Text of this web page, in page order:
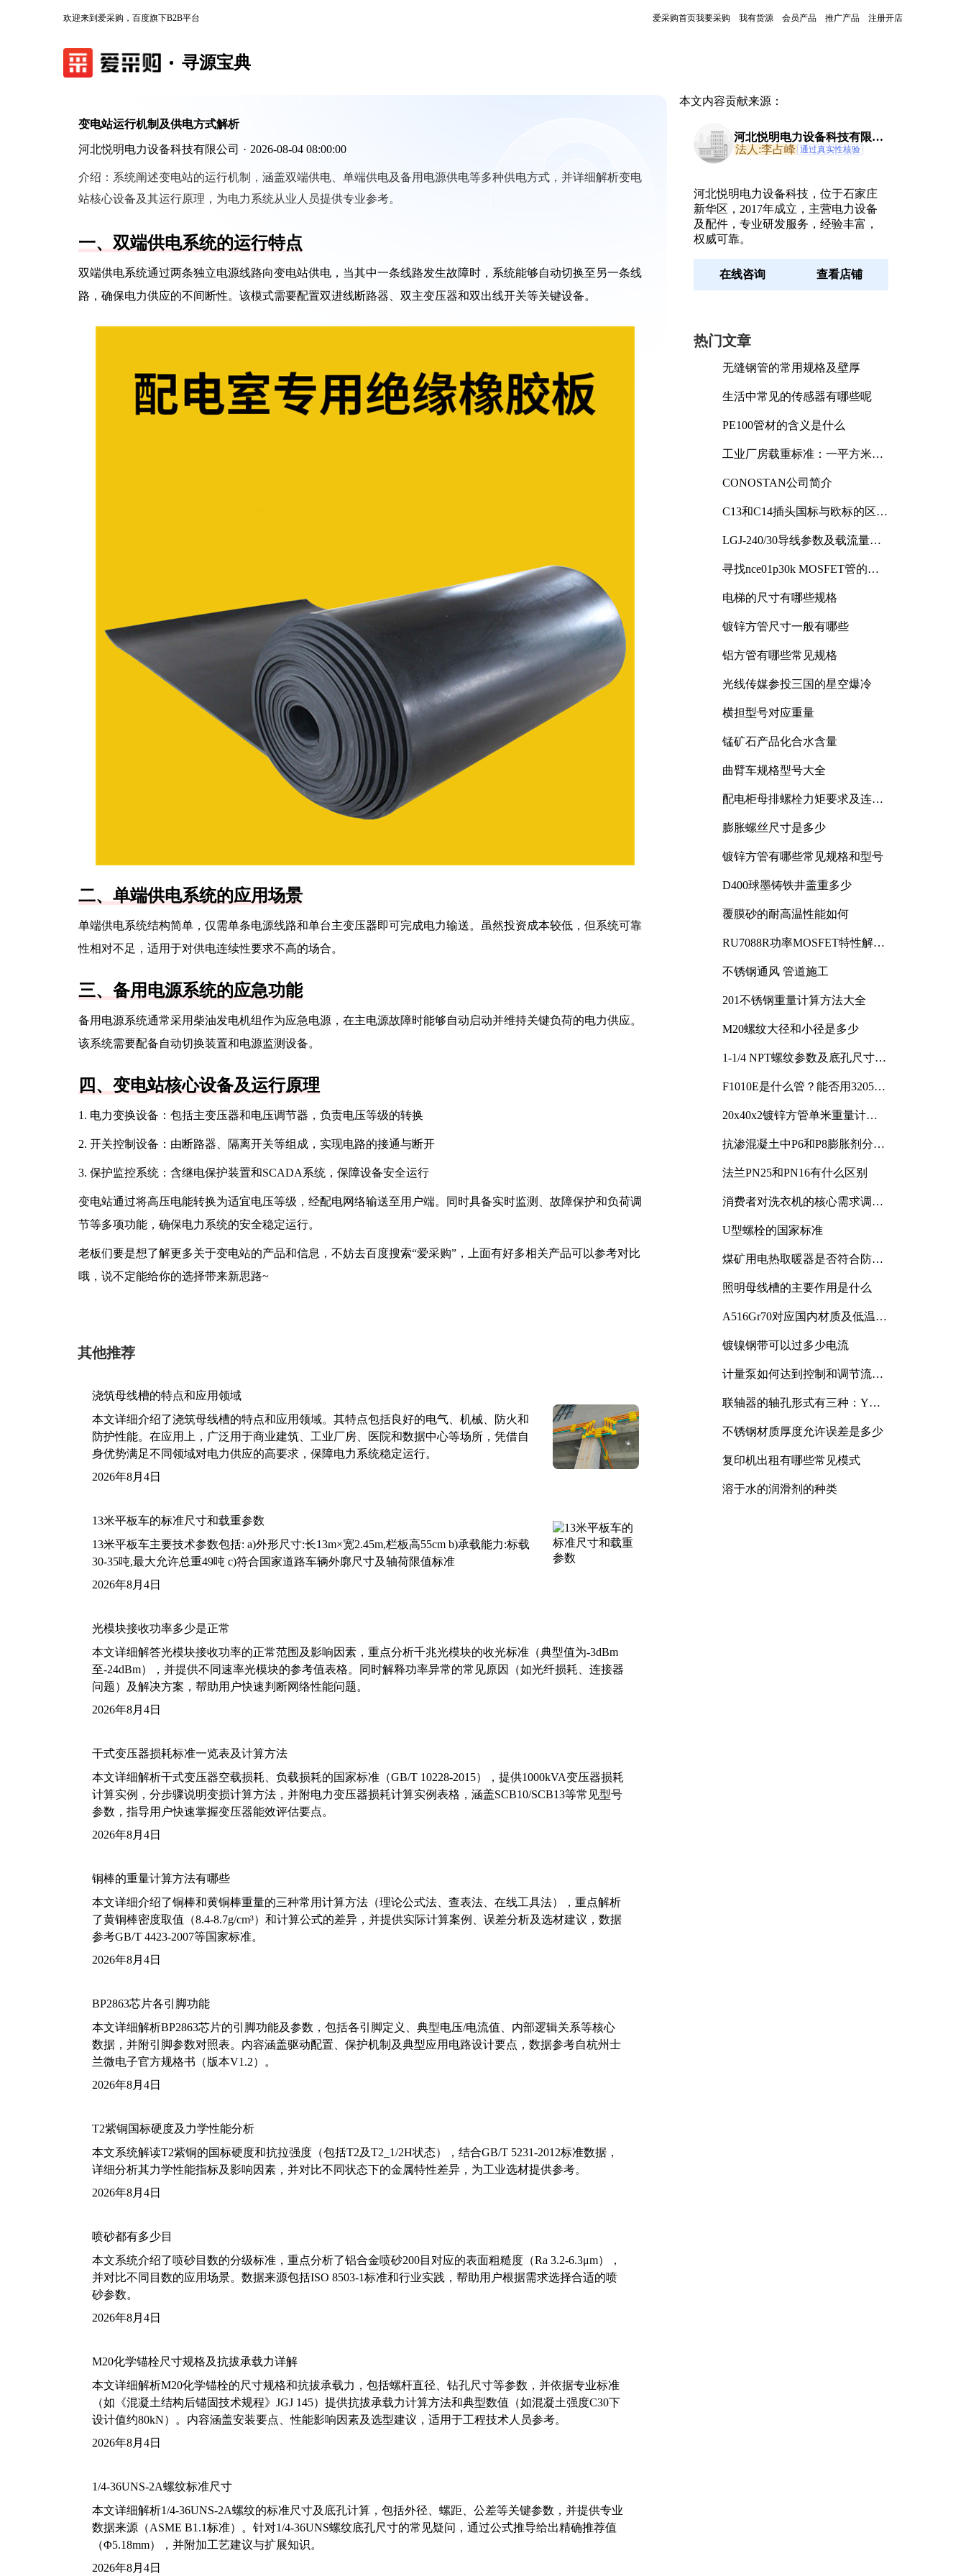
欢迎来到爱采购，百度旗下B2B平台 爱采购首页我要采购 我有货源 会员产品 推广产品 注册开店
寻源宝典
变电站运行机制及供电方式解析
河北悦明电力设备科技有限公司 · 2026-08-04 08:00:00
介绍： 系统阐述变电站的运行机制，涵盖双端供电、单端供电及备用电源供电等多种供电方式，并详细解析变电
站核心设备及其运行原理，为电力系统从业人员提供专业参考。
一、双端供电系统的运行特点
双端供电系统通过两条独立电源线路向变电站供电，当其中一条线路发生故障时，系统能够自动切换至另一条线
路，确保电力供应的不间断性。该模式需要配置双进线断路器、双主变压器和双出线开关等关键设备。
二、单端供电系统的应用场景
单端供电系统结构简单，仅需单条电源线路和单台主变压器即可完成电力输送。虽然投资成本较低，但系统可靠
性相对不足，适用于对供电连续性要求不高的场合。
三、备用电源系统的应急功能
备用电源系统通常采用柴油发电机组作为应急电源，在主电源故障时能够自动启动并维持关键负荷的电力供应。
该系统需要配备自动切换装置和电源监测设备。
四、变电站核心设备及运行原理
1. 电力变换设备：包括主变压器和电压调节器，负责电压等级的转换
2. 开关控制设备：由断路器、隔离开关等组成，实现电路的接通与断开
3. 保护监控系统：含继电保护装置和SCADA系统，保障设备安全运行
变电站通过将高压电能转换为适宜电压等级，经配电网络输送至用户端。同时具备实时监测、故障保护和负荷调
节等多项功能，确保电力系统的安全稳定运行。
老板们要是想了解更多关于变电站的产品和信息，不妨去百度搜索“爱采购”，上面有好多相关产品可以参考对比
哦，说不定能给你的选择带来新思路~
其他推荐
浇筑母线槽的特点和应用领域
本文详细介绍了浇筑母线槽的特点和应用领域。其特点包括良好的电气、机械、防火和
防护性能。在应用上，广泛用于商业建筑、工业厂房、医院和数据中心等场所，凭借自
身优势满足不同领域对电力供应的高要求，保障电力系统稳定运行。
2026年8月4日
13米平板车的标准尺寸和载重参数
13米平板车主要技术参数包括: a)外形尺寸:长13m×宽2.45m,栏板高55cm b)承载能力:标载
30-35吨,最大允许总重49吨 c)符合国家道路车辆外廓尺寸及轴荷限值标准
2026年8月4日
光模块接收功率多少是正常
本文详细解答光模块接收功率的正常范围及影响因素，重点分析千兆光模块的收光标准（典型值为-3dBm
至-24dBm），并提供不同速率光模块的参考值表格。同时解释功率异常的常见原因（如光纤损耗、连接器
问题）及解决方案，帮助用户快速判断网络性能问题。
2026年8月4日
干式变压器损耗标准一览表及计算方法
本文详细解析干式变压器空载损耗、负载损耗的国家标准（GB/T 10228-2015），提供1000kVA变压器损耗
计算实例，分步骤说明变损计算方法，并附电力变压器损耗计算实例表格，涵盖SCB10/SCB13等常见型号
参数，指导用户快速掌握变压器能效评估要点。
2026年8月4日
铜棒的重量计算方法有哪些
本文详细介绍了铜棒和黄铜棒重量的三种常用计算方法（理论公式法、查表法、在线工具法），重点解析
了黄铜棒密度取值（8.4-8.7g/cm³）和计算公式的差异，并提供实际计算案例、误差分析及选材建议，数据
参考GB/T 4423-2007等国家标准。
2026年8月4日
BP2863芯片各引脚功能
本文详细解析BP2863芯片的引脚功能及参数，包括各引脚定义、典型电压/电流值、内部逻辑关系等核心
数据，并附引脚参数对照表。内容涵盖驱动配置、保护机制及典型应用电路设计要点，数据参考自杭州士
兰微电子官方规格书（版本V1.2）。
2026年8月4日
T2紫铜国标硬度及力学性能分析
本文系统解读T2紫铜的国标硬度和抗拉强度（包括T2及T2_1/2H状态），结合GB/T 5231-2012标准数据，
详细分析其力学性能指标及影响因素，并对比不同状态下的金属特性差异，为工业选材提供参考。
2026年8月4日
喷砂都有多少目
本文系统介绍了喷砂目数的分级标准，重点分析了铝合金喷砂200目对应的表面粗糙度（Ra 3.2-6.3μm），
并对比不同目数的应用场景。数据来源包括ISO 8503-1标准和行业实践，帮助用户根据需求选择合适的喷
砂参数。
2026年8月4日
M20化学锚栓尺寸规格及抗拔承载力详解
本文详细解析M20化学锚栓的尺寸规格和抗拔承载力，包括螺杆直径、钻孔尺寸等参数，并依据专业标准
（如《混凝土结构后锚固技术规程》JGJ 145）提供抗拔承载力计算方法和典型数值（如混凝土强度C30下
设计值约80kN）。内容涵盖安装要点、性能影响因素及选型建议，适用于工程技术人员参考。
2026年8月4日
1/4-36UNS-2A螺纹标准尺寸
本文详细解析1/4-36UNS-2A螺纹的标准尺寸及底孔计算，包括外径、螺距、公差等关键参数，并提供专业
数据来源（ASME B1.1标准）。针对1/4-36UNS螺纹底孔尺寸的常见疑问，通过公式推导给出精确推荐值
（Φ5.18mm），并附加工艺建议与扩展知识。
2026年8月4日
本文内容贡献来源：
河北悦明电力设备科技有限公
司
法人:李占峰 通过真实性核验
河北悦明电力设备科技，位于石家庄
新华区，2017年成立，主营电力设备
及配件，专业研发服务，经验丰富，
权威可靠。
在线咨询 查看店铺
热门文章
无缝钢管的常用规格及壁厚
生活中常见的传感器有哪些呢
PE100管材的含义是什么
工业厂房载重标准：一平方米能
CONOSTAN公司简介
C13和C14插头国标与欧标的区别
LGJ-240/30导线参数及载流量解
寻找nce01p30k MOSFET管的合
电梯的尺寸有哪些规格
镀锌方管尺寸一般有哪些
铝方管有哪些常见规格
光线传媒参投三国的星空爆冷
横担型号对应重量
锰矿石产品化合水含量
曲臂车规格型号大全
配电柜母排螺栓力矩要求及连接
膨胀螺丝尺寸是多少
镀锌方管有哪些常见规格和型号
D400球墨铸铁井盖重多少
覆膜砂的耐高温性能如何
RU7088R功率MOSFET特性解析
不锈钢通风 管道施工
201不锈钢重量计算方法大全
M20螺纹大径和小径是多少
1-1/4 NPT螺纹参数及底孔尺寸详
F1010E是什么管？能否用3205或
20x40x2镀锌方管单米重量计算
抗渗混凝土中P6和P8膨胀剂分别
法兰PN25和PN16有什么区别
消费者对洗衣机的核心需求调研
U型螺栓的国家标准
煤矿用电热取暖器是否符合防爆
照明母线槽的主要作用是什么
A516Gr70对应国内材质及低温冲
镀镍钢带可以过多少电流
计量泵如何达到控制和调节流量
联轴器的轴孔形式有三种：Y
不锈钢材质厚度允许误差是多少
复印机出租有哪些常见模式
溶于水的润滑剂的种类